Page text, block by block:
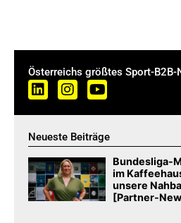
Österreichs größtes Sport-B2B-
Neueste Beiträge
Bundesliga-
im
unsere
[Partner-